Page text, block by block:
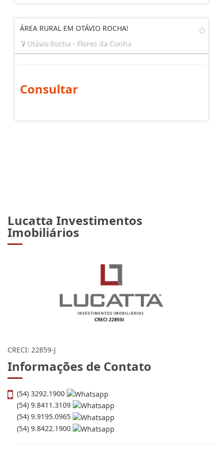
ÁREA RURAL EM OTÁVIO ROCHA!
Otávio Rocha - Flores da Cunha
Consultar
Lucatta Investimentos
Imobiliários
CRECI: 22859-J
Informações de Contato
(54) 3292.1900
(54) 9.8411.3109
(54) 9.9195.0965
(54) 9.8422.1900